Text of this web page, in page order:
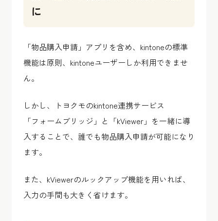
に
「物品購入申請」アプリを含め、kintoneの標準
機能は原則、kintoneユーザーしか利用できませ
ん。
しかし、トヨクモのkintone連携サービス
「フォームブリッジ」と「kViewer」を一緒に導
入することで、誰でも物品購入申請が可能になり
ます。
また、kViewerのルックアップ機能を用いれば、
入力の手間も大きく省けます。